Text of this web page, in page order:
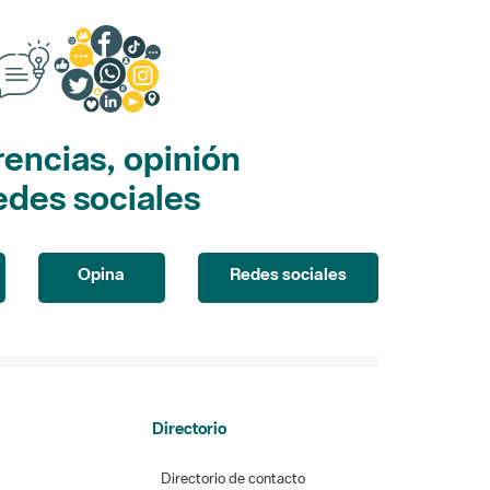
opinión
sociales
Opina Redes sociales
Directorio
Directorio de contacto